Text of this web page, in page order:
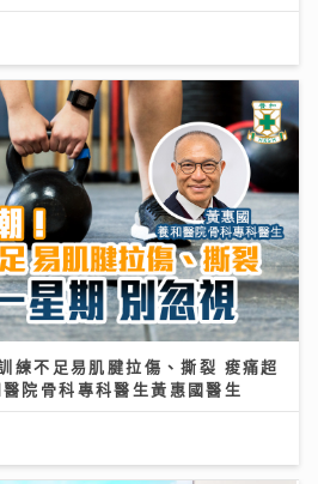
練不足易肌腱拉傷、撕裂 痠痛超
院骨科專科醫生黃惠國醫生
康現象